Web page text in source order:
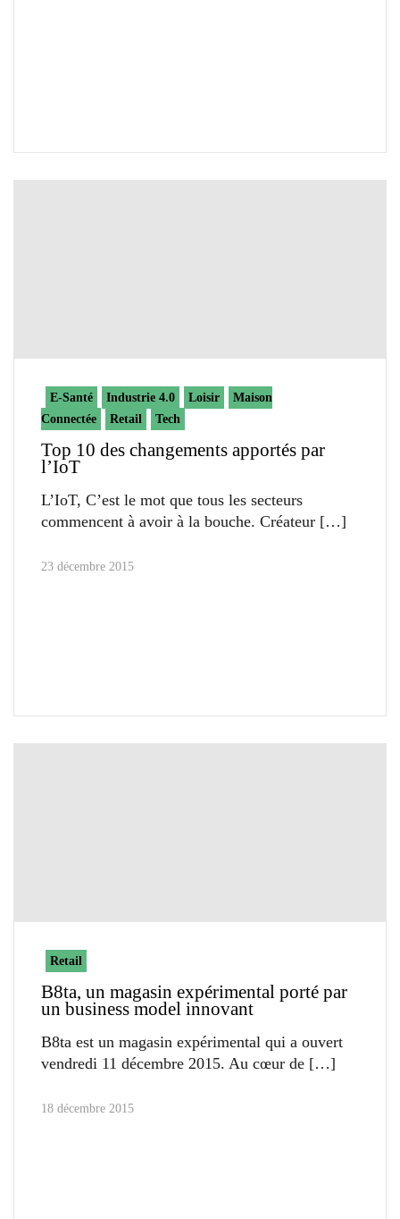
E-Santé Industrie 4.0 Loisir
Maison
Connectée
Retail Tech
Top 10 des changements apportés par
l’IoT
L’IoT, C’est le mot que tous les secteurs
commencent à avoir à la bouche. Créateur
23 décembre 2015
Retail
B8ta, un magasin expérimental porté par
un business model innovant
B8ta est un magasin expérimental qui a ouvert
vendredi 11 décembre 2015. Au cœur de
18 décembre 2015